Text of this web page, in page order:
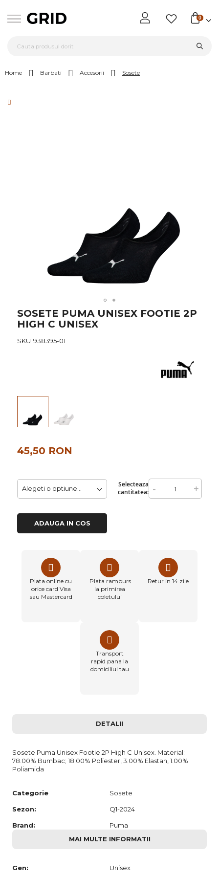
0
Home Barbati Accesorii Sosete
Skip
to
the
of
SOSETE PUMA UNISEX FOOTIE 2P
HIGH C UNISEX
SKU 938395-01
Selecteaza
cantitatea: - +
45,50 RON
ADAUGA IN COS
Plata online cu
orice card Visa
sau Mastercard
Plata ramburs
la primirea
coletului
Retur in 14 zile
Transport
rapid pana la
domiciliul tau
DETALII
Sosete Puma Unisex Footie 2P High C Unisex. Material:
78.00% Bumbac; 18.00% Poliester, 3.00% Elastan, 1.00%
Poliamida
Categorie Sosete
Sezon: Q1-2024
Brand:
Puma
MAI MULTE INFORMATII
Gen: Unisex